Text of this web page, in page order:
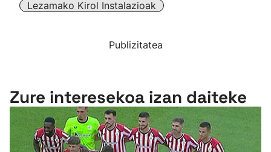
Lezamako Kirol Instalazioak
Publizitatea
Zure interesekoa izan daiteke